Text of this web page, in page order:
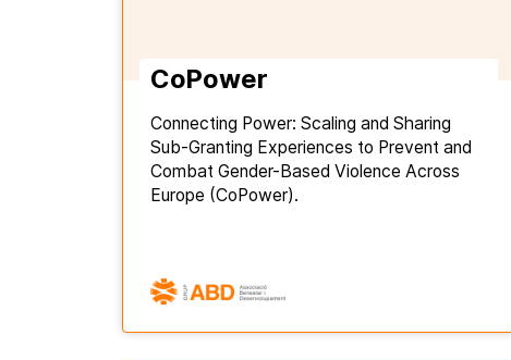
CoPower
Connecting Power: Scaling and Sharing
Sub-Granting Experiences to Prevent and
Combat Gender-Based Violence Across
Europe (CoPower).